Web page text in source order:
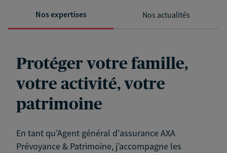
Nos expertises Nos actualités
Protéger votre famille,
votre activité, votre
patrimoine
En tant qu’Agent général d'assurance AXA
Prévoyance & Patrimoine, j’accompagne les